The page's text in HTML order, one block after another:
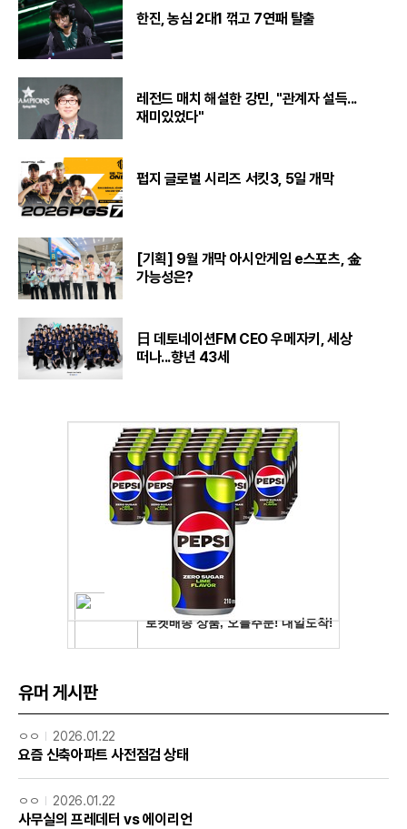
한진, 농심 2대1 꺾고 7연패 탈출
레전드 매치 해설한 강민, "관계자 설득...
재미있었다"
펍지 글로벌 시리즈 서킷3, 5일 개막
[기획] 9월 개막 아시안게임 e스포츠, 金
가능성은?
日 데토네이션FM CEO 우메자키, 세상
떠나...향년 43세
유머 게시판
ㅇㅇ 2026.01.22
요즘 신축아파트 사전점검 상태
ㅇㅇ 2026.01.22
사무실의 프레데터 vs 에이리언